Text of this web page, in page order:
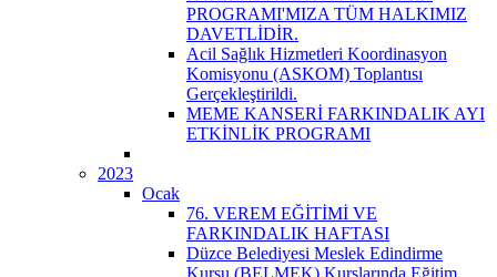
PROGRAMI'MIZA TÜM HALKIMIZ
DAVETLİDİR.
Acil Sağlık Hizmetleri Koordinasyon
Komisyonu (ASKOM) Toplantısı
Gerçekleştirildi.
MEME KANSERİ FARKINDALIK AYI
ETKİNLİK PROGRAMI
2023
Ocak
76. VEREM EĞİTİMİ VE
FARKINDALIK HAFTASI
Düzce Belediyesi Meslek Edindirme
Kursu (BELMEK) Kurslarında Eğitim